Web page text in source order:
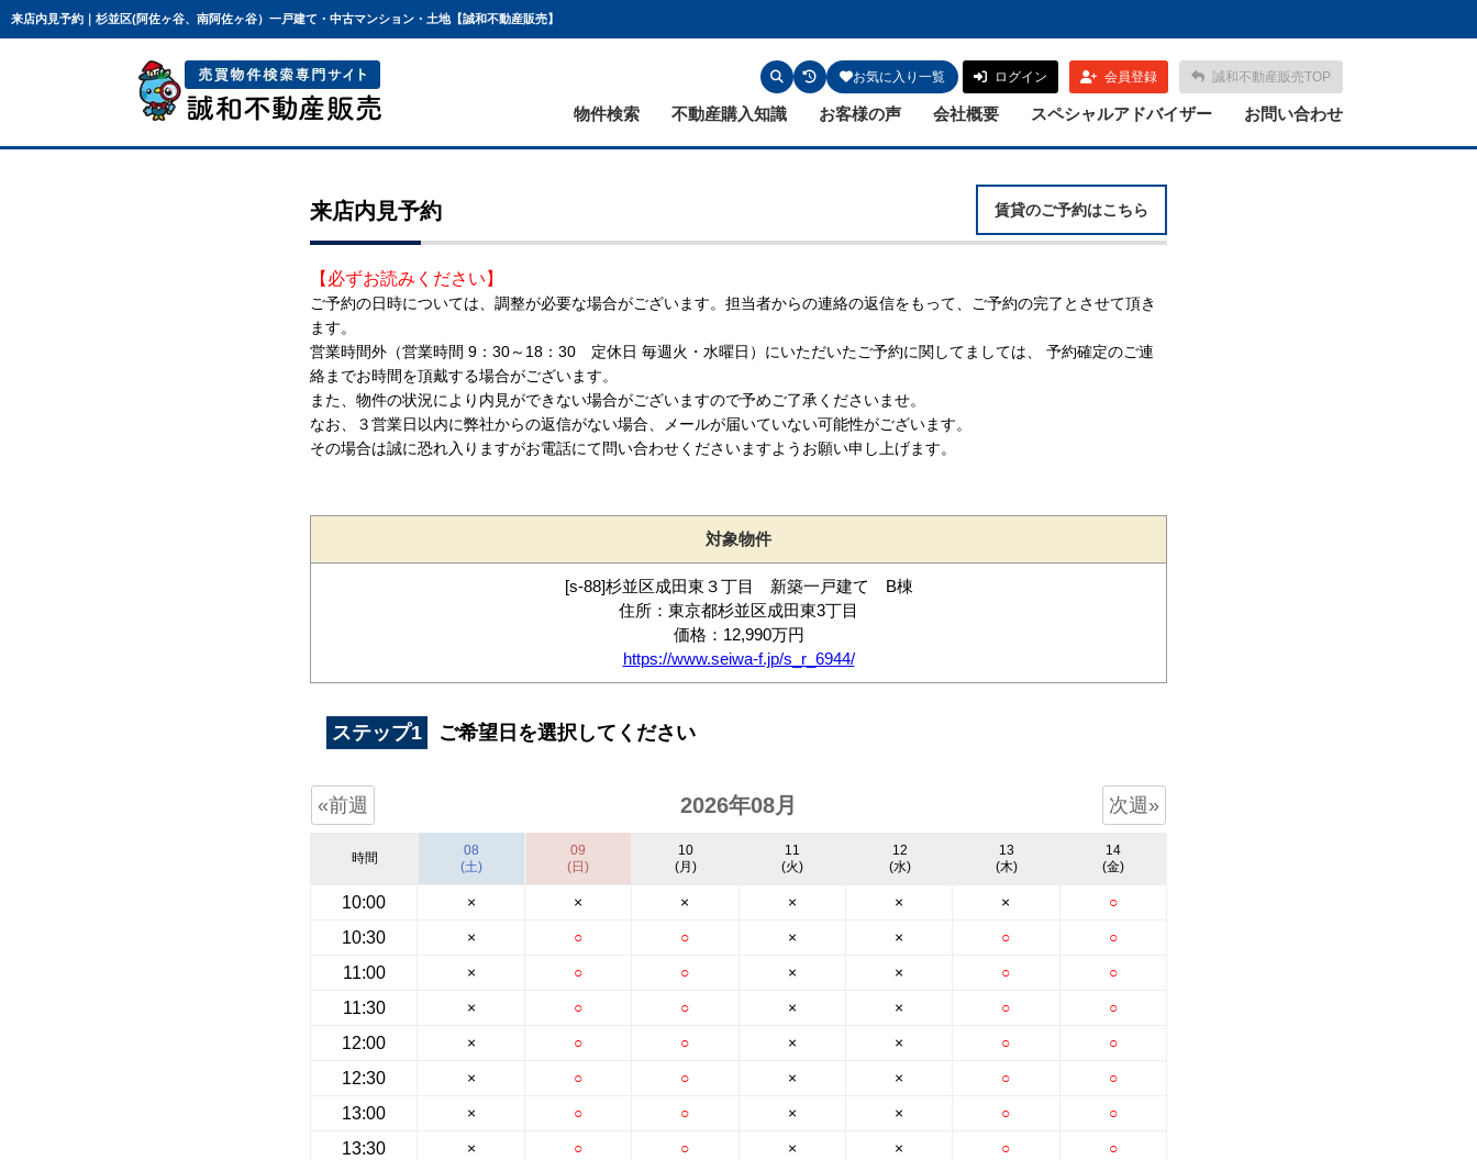
来店内見予約｜杉並区(阿佐ヶ谷、南阿佐ヶ谷）一戸建て・中古マンション・土地【誠和不動産販売】
ログイン 会員登録 誠和不動産販売TOP
お気に入り一覧
物件検索 不動産購入知識 お客様の声 会社概要 スペシャルアドバイザー お問い合わせ
来店内見予約 賃貸のご予約はこちら
【必ずお読みください】
ご予約の日時については、調整が必要な場合がございます。担当者からの連絡の返信をもって、ご予約の完了とさせて頂き
ます。
営業時間外（営業時間 9：30～18：30 定休日 毎週火・水曜日）にいただいたご予約に関してましては、 予約確定のご連
絡までお時間を頂戴する場合がございます。
また、物件の状況により内見ができない場合がございますので予めご了承くださいませ。
なお、３営業日以内に弊社からの返信がない場合、メールが届いていない可能性がございます。
その場合は誠に恐れ入りますがお電話にて問い合わせくださいますようお願い申し上げます。
対象物件
[s-88]杉並区成田東３丁目 新築一戸建て B棟
住所：東京都杉並区成田東3丁目
価格：12,990万円
https://www.seiwa-f.jp/s_r_6944/
ステップ1 ご希望日を選択してください
«前週 2026年08月 次週»
時間
10:00
10:30
11:00
11:30
12:00
12:30
13:00
13:30
08
(土)
×
×
×
×
×
×
×
×
09
(日)
×
○
○
○
○
○
○
○
10
(月)
×
○
○
○
○
○
○
○
11
(火)
×
×
×
×
×
×
×
×
12
(水)
×
×
×
×
×
×
×
×
13
(木)
×
○
○
○
○
○
○
○
14
(金)
○
○
○
○
○
○
○
○